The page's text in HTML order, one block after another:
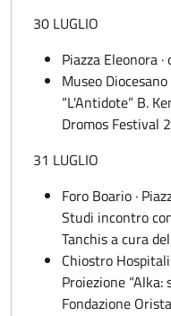
30 LUGLIO
Piazza Eleonora
Museo
“L'Antidote” B.
Dromos Festival
31 LUGLIO
Foro Boario ·
Studi incontro
Tanchis a cura
Chiostro
Proiezione
Fondazione